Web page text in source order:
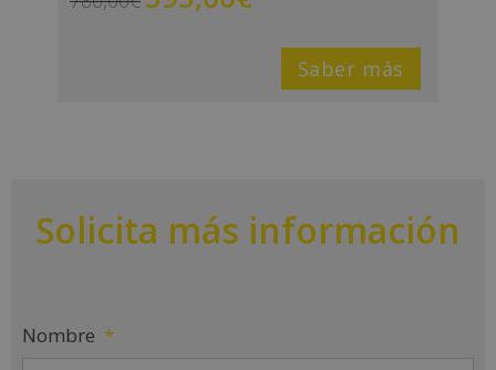
Saber más
Solicita más información
Nombre *